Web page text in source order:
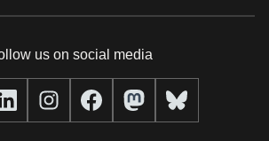
us on social media